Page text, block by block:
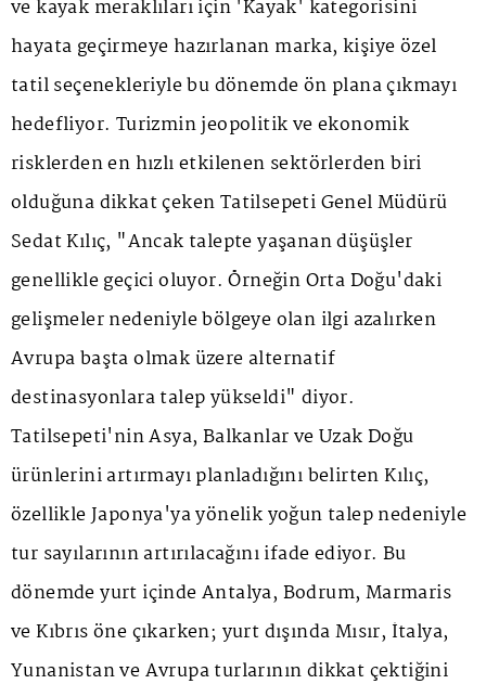
ve kayak meraklıları için 'Kayak' kategorisini
hayata geçirmeye hazırlanan marka, kişiye özel
tatil seçenekleriyle bu dönemde ön plana çıkmayı
hedefliyor. Turizmin jeopolitik ve ekonomik
risklerden en hızlı etkilenen sektörlerden biri
olduğuna dikkat çeken Tatilsepeti Genel Müdürü
Sedat Kılıç, "Ancak talepte yaşanan düşüşler
genellikle geçici oluyor. Örneğin Orta Doğu'daki
gelişmeler nedeniyle bölgeye olan ilgi azalırken
Avrupa başta olmak üzere alternatif
destinasyonlara talep yükseldi" diyor.
Tatilsepeti'nin Asya, Balkanlar ve Uzak Doğu
ürünlerini artırmayı planladığını belirten Kılıç,
özellikle Japonya'ya yönelik yoğun talep nedeniyle
tur sayılarının artırılacağını ifade ediyor. Bu
dönemde yurt içinde Antalya, Bodrum, Marmaris
ve Kıbrıs öne çıkarken; yurt dışında Mısır, İtalya,
Yunanistan ve Avrupa turlarının dikkat çektiğini